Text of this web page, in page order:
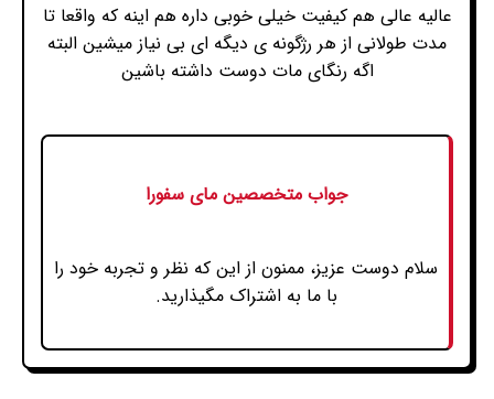
عالیه عالی هم کیفیت خیلی خوبی داره هم اینه که واقعا تا
مدت طولانی از هر رژگونه ی دیگه ای بی نیاز میشین البته
اگه رنگای مات دوست داشته باشین
جواب متخصصین مای سفورا
سلام دوست عزیز، ممنون از این که نظر و تجربه خود را
با ما به اشتراک مگیذارید.